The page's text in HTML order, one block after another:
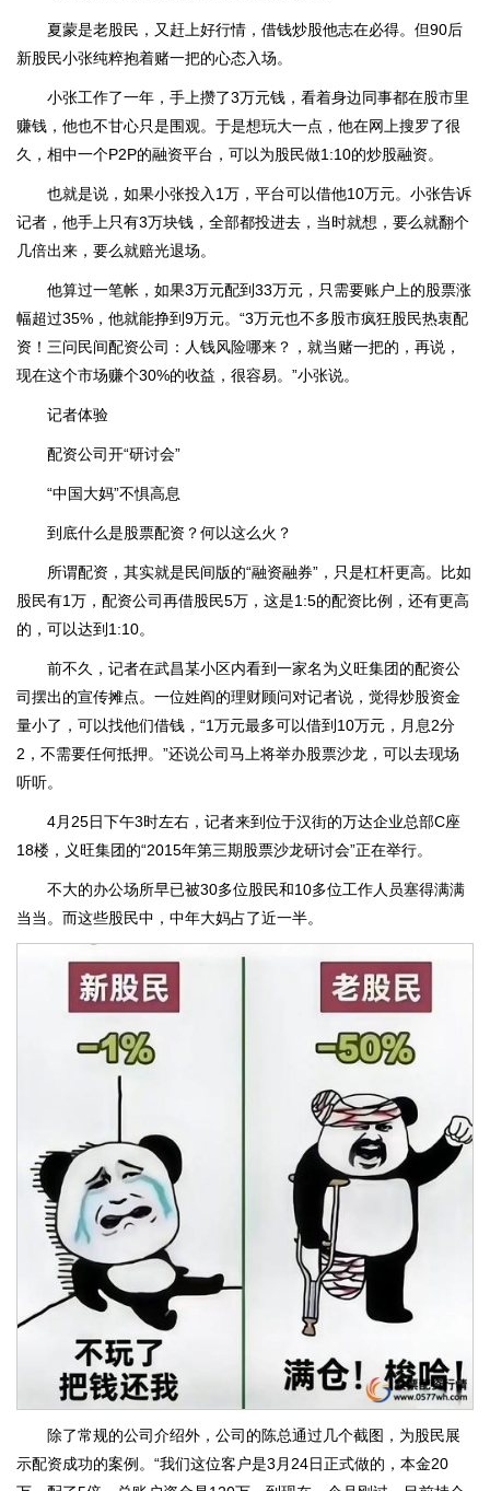
夏蒙是老股民，又赶上好行情，借钱炒股他志在必得。但90后
新股民小张纯粹抱着赌一把的心态入场。
小张工作了一年，手上攒了3万元钱，看着身边同事都在股市里
赚钱，他也不甘心只是围观。于是想玩大一点，他在网上搜罗了很
久，相中一个P2P的融资平台，可以为股民做1:10的炒股融资。
也就是说，如果小张投入1万，平台可以借他10万元。小张告诉
记者，他手上只有3万块钱，全部都投进去，当时就想，要么就翻个
几倍出来，要么就赔光退场。
他算过一笔帐，如果3万元配到33万元，只需要账户上的股票涨
幅超过35%，他就能挣到9万元。“3万元也不多股市疯狂股民热衷配
资！三问民间配资公司：人钱风险哪来？，就当赌一把的，再说，
现在这个市场赚个30%的收益，很容易。”小张说。
记者体验
配资公司开“研讨会”
“中国大妈”不惧高息
到底什么是股票配资？何以这么火？
所谓配资，其实就是民间版的“融资融券”，只是杠杆更高。比如
股民有1万，配资公司再借股民5万，这是1:5的配资比例，还有更高
的，可以达到1:10。
前不久，记者在武昌某小区内看到一家名为义旺集团的配资公
司摆出的宣传摊点。一位姓阎的理财顾问对记者说，觉得炒股资金
量小了，可以找他们借钱，“1万元最多可以借到10万元，月息2分
2，不需要任何抵押。”还说公司马上将举办股票沙龙，可以去现场
听听。
4月25日下午3时左右，记者来到位于汉街的万达企业总部C座
18楼，义旺集团的“2015年第三期股票沙龙研讨会”正在举行。
不大的办公场所早已被30多位股民和10多位工作人员塞得满满
当当。而这些股民中，中年大妈占了近一半。
除了常规的公司介绍外，公司的陈总通过几个截图，为股民展
示配资成功的案例。“我们这位客户是3月24日正式做的，本金20